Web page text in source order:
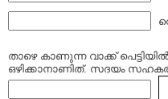
താഴെ കാണുന്ന വാക്ക്
ഒഴിക്കാനാണിത്. സദയം